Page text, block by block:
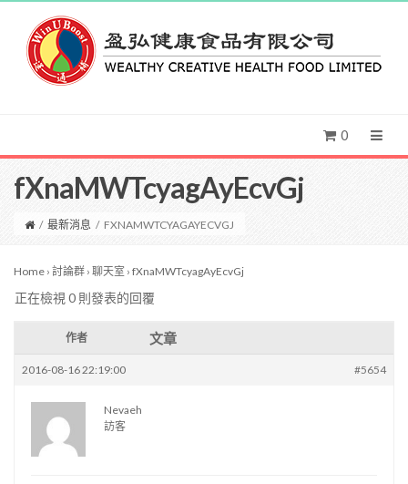
0
fXnaMWTcyagAyEcvGj
/ 最新消息 / FXNAMWTCYAGAYECVGJ
Home › 討論群 › 聊天室 › fXnaMWTcyagAyEcvGj
正在檢視 0 則發表的回覆
作者 文章
2016-08-16 22:19:00 #5654
Nevaeh
訪客